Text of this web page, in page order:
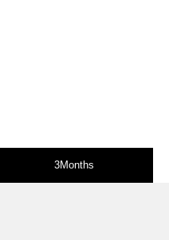
3Months